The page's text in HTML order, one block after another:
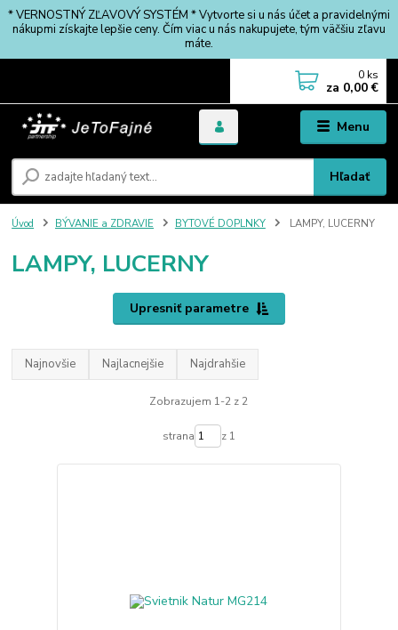
* VERNOSTNÝ ZĽAVOVÝ SYSTÉM * Vytvorte si u nás účet a pravidelnými
nákupmi získajte lepšie ceny. Čím viac u nás nakupujete, tým väčšiu zľavu
máte.
Menu
Hľadať
0 ks
za 0,00 €
Úvod BÝVANIE a ZDRAVIE BYTOVÉ DOPLNKY LAMPY, LUCERNY
LAMPY, LUCERNY
Upresniť parametre
Najnovšie Najlacnejšie Najdrahšie
Zobrazujem 1-2 z 2
strana z 1